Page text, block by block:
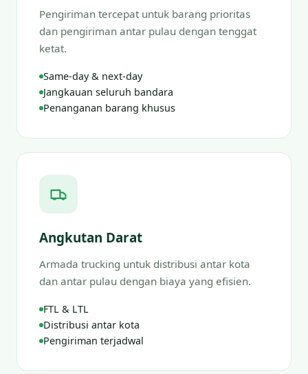
Pengiriman tercepat untuk barang prioritas
dan pengiriman antar pulau dengan tenggat
ketat.
Same-day & next-day
Jangkauan seluruh bandara
Penanganan barang khusus
Angkutan Darat
Armada trucking untuk distribusi antar kota
dan antar pulau dengan biaya yang efisien.
FTL & LTL
Distribusi antar kota
Pengiriman terjadwal